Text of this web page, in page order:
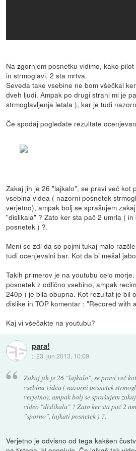
Na zgornjem posnetku vidimo, kako
in strmoglavi. 2 sta mrtva.
Seveda take vsebine ne bom všečkal
dveh ljudi. Ampak po drugi strani mi je
strmoglavljenja letala ), kar je tudi
Če spodaj pogledate rezultate
Zakaj jih je 26 "lajkalo", se pravi več kot
vsebina videa ( nazorni posnetek
verjetno), ampak bolj se sprašujem
"dislikala" ? Zato ker sta pač 2 umrla (
posnetek ) ?.
Meni se zdi da so pojmi tukaj malo
tudi ocenjevalni bar. Kot da bi mešal
Takih primerov je na youtubu celo
posnetek z odlično vsebino, ampak
240p ) je bila obupna. Kot rezultat je bil
dislike in TOP komentar : "Recored with
Kaj vi všečakte na youtubu?
para!
::23. jun 2013, 10:09
Zakaj jih je 26 "lajkalo", se pravi več
vsebina videa ( nazorni posnetek
verjetno), ampak bolj se sprašujem
video "dislikala" ? Zato ker sta pač 2
"sporno", lajkati posnetek ) ?.
Verjetno je odvisno od tega kakšen